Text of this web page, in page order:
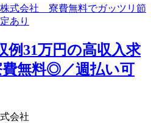
例31万円の高収入求
費無料◎／週払い可
会社